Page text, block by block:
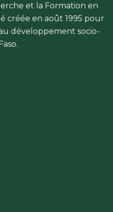
et la Formation en
créée en août 1995 pour
développement socio-